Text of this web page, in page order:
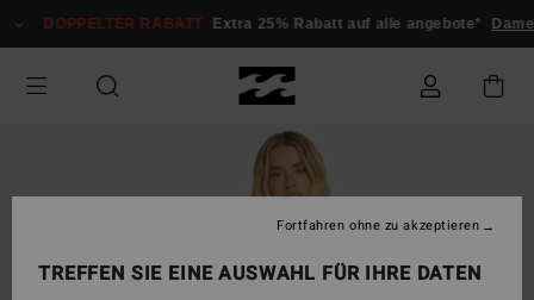
zur
springen
DOPPELTER RABATT Extra 25% Rabatt auf alle angebote* Damen
TREFFEN SIE EINE AUSWAHL FÜR IHRE DATEN
Fortfahren ohne zu akzeptieren